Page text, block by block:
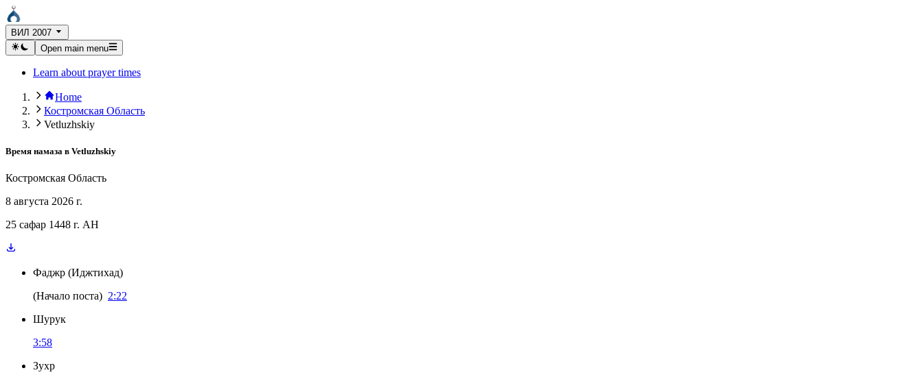
ВИЛ 2007
Open main menu
Learn about prayer times
Home
Костромская Область
Vetluzhskiy
Время намаза в Vetluzhskiy
Костромская Область
8 августа 2026 г.
25 сафар 1448 г. AH
Фаджр (Иджтихад)
(Начало поста) 2:22
Шурук
3:58
Зухр